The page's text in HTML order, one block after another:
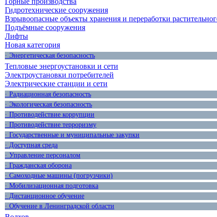
Гидротехнические сооружения
Взрывоопасные объекты хранения и переработки
Подъёмные сооружения
Лифты
Новая категория
· Энергетическая безопасность
Тепловые энергоустановки и сети
Электроустановки потребителей
Электрические станции и сети
· Радиационная безопасность
· Экологическая безопасность
· Противодействие коррупции
· Противодействие терроризму
· Государственные и муниципальные закупки
· Доступная среда
· Управление персоналом
· Гражданская оборона
· Самоходные машины (погрузчики)
· Мобилизационная подготовка
· Дистанционное обучение
· Обучение в Ленинградской области